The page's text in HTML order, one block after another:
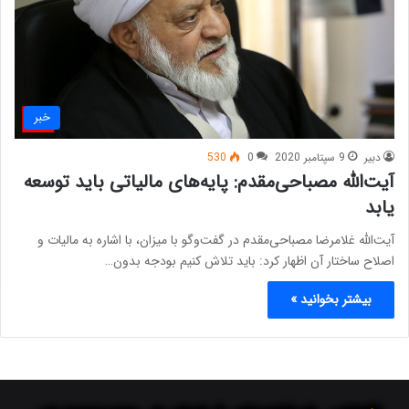
خبر
دبیر 9 سپتامبر 2020 0
530
آیت‌الله مصباحی‌مقدم: پایه‌های مالیاتی باید توسعه
یابد
آیت‌الله غلامرضا مصباحی‌مقدم در گفت‌وگو با میزان، با اشاره به مالیات و
اصلاح ساختار آن اظهار کرد: باید تلاش کنیم بودجه بدون…
بیشتر بخوانید »